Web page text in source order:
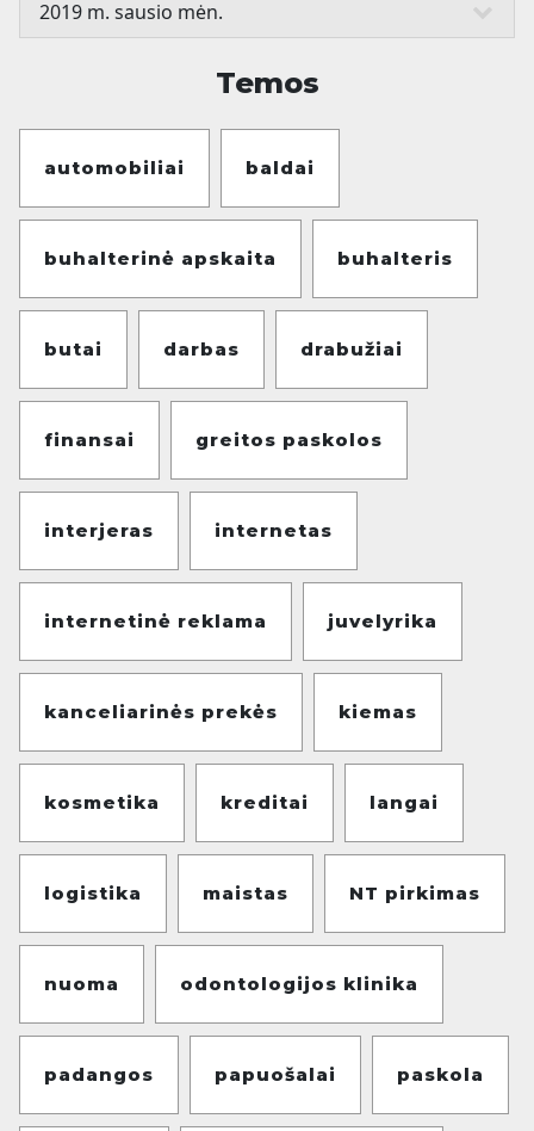
Temos
automobiliai baldai
buhalterinė apskaita buhalteris
butai darbas drabužiai
finansai greitos paskolos
interjeras internetas
internetinė reklama juvelyrika
kanceliarinės prekės kiemas
kosmetika kreditai langai
logistika maistas NT pirkimas
nuoma odontologijos klinika
padangos papuošalai paskola